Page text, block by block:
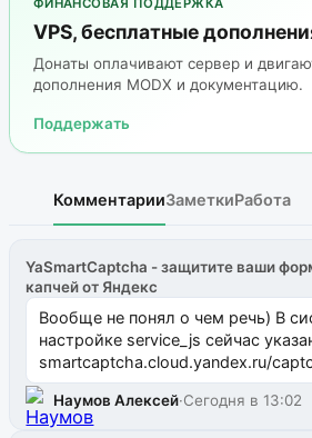
ФИНАНСОВАЯ ПОДДЕРЖКА
VPS, бесплатные
Донаты оплачивают сервер и
дополнения MODX и документацию.
Поддержать
КомментарииЗаметкиРабота
YaSmartCaptcha - защитите ваши
капчей от Яндекс
Вообще не понял о чем речь) В
настройке service_js сейчас
smartcaptcha.cloud.yandex.ru/
предложил очистить эту
компонент н...
Наумов Алексей·Сегодня в 13:02